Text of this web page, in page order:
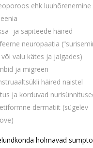
ehk luuhõrenemine
ja sapiteede häired
neuropaatia
valu kätes ja jalgades)
ja migreen
häired naistel
ja korduvad
dermatiit (sügelev
hõlmavad